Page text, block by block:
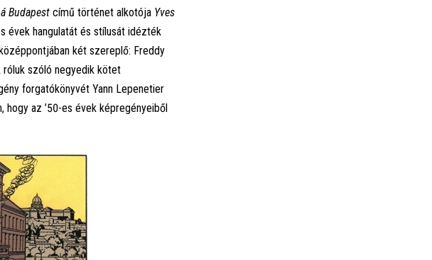
Budapest című történet alkotója Yves
évek hangulatát és stílusát idézték
két szereplő: Freddy
róluk szóló negyedik kötet
forgatókönyvét Yann Lepenetier
hogy az ’50-es évek képregényeiből